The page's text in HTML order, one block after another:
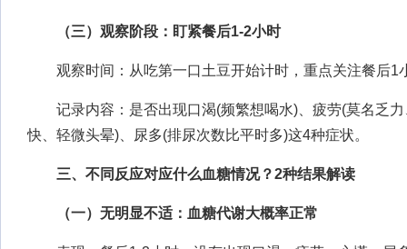
（三）观察阶段：盯紧餐后1-2小时
观察时间：从吃第一口土豆开始计时，重点关注餐后1
记录内容：是否出现口渴(频繁想喝水)、疲劳(莫名乏力
快、轻微头晕)、尿多(排尿次数比平时多)这4种症状。
三、不同反应对应什么血糖情况？2种结果解读
（一）无明显不适：血糖代谢大概率正常